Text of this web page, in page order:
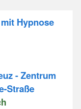
Hypnose
- Zentrum
Straße